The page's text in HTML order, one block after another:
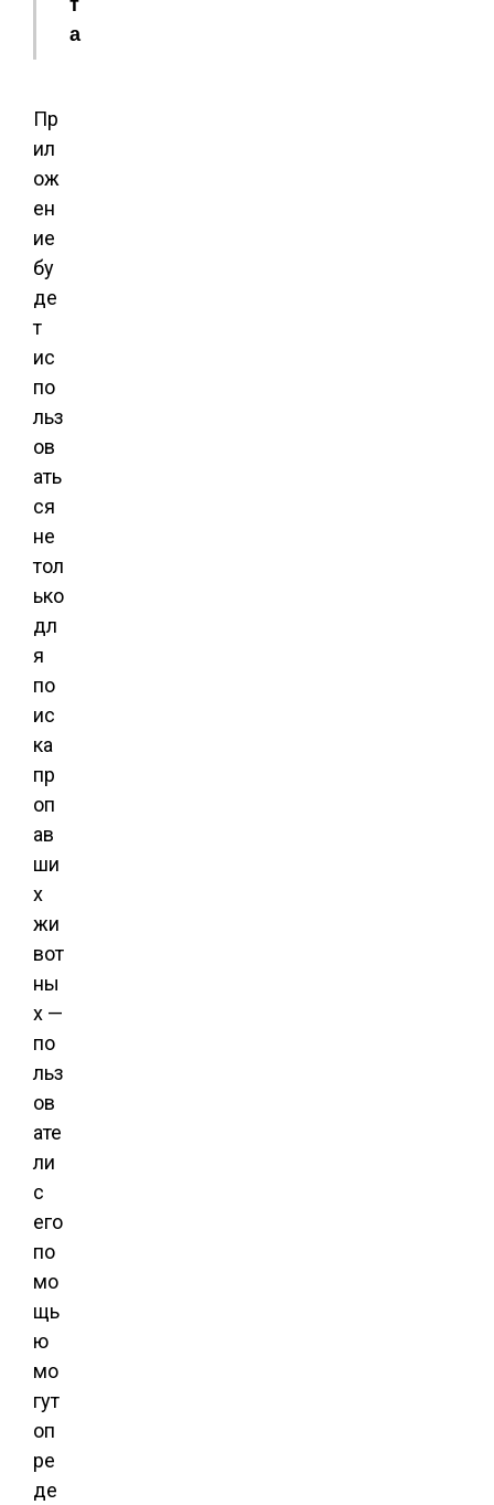
а
Пр
ил
ож
ен
ие
бу
де
т
ис
по
льз
ов
ать
ся
не
тол
ько
дл
я
по
ис
ка
пр
оп
ав
ши
х
жи
вот
ны
х —
по
льз
ов
ате
ли
с
его
по
мо
щь
ю
мо
гут
оп
ре
де